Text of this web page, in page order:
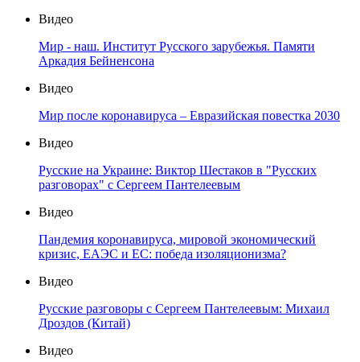
Видео
Мир - наш. Институт Русского зарубежья. Памяти
Аркадия Бейненсона
Видео
Мир после коронавируса – Евразийская повестка 2030
Видео
Русские на Украине: Виктор Шестаков в "Русских
разговорах" с Сергеем Пантелеевым
Видео
Пандемия коронавируса, мировой экономический
кризис, ЕАЭС и ЕС: победа изоляционизма?
Видео
Русские разговоры с Сергеем Пантелеевым: Михаил
Дроздов (Китай)
Видео